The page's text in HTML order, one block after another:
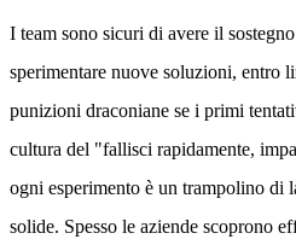
I team sono sicuri di avere il
sperimentare nuove soluzioni, entro
punizioni draconiane se i primi
cultura del "fallisci rapidamente,
ogni esperimento è un trampolino di
solide. Spesso le aziende scoprono